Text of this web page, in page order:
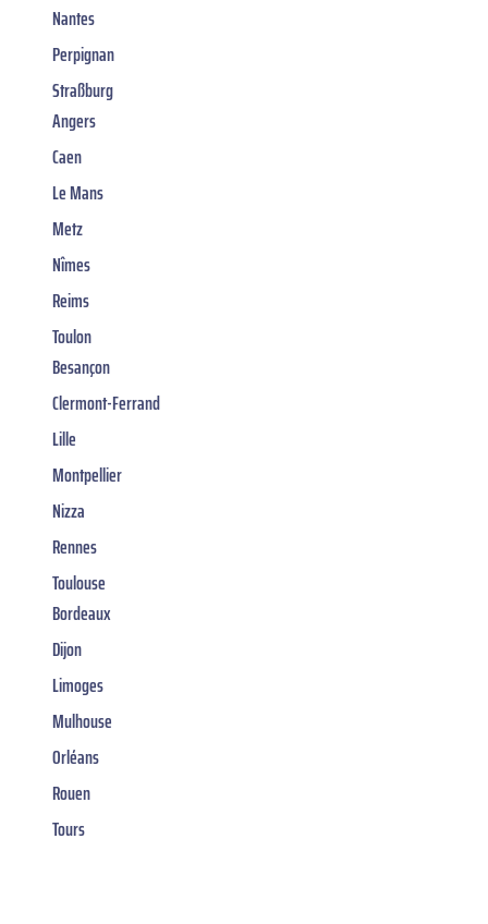
Nantes
Perpignan
Straßburg
Angers
Caen
Le Mans
Metz
Nîmes
Reims
Toulon
Besançon
Clermont-Ferrand
Lille
Montpellier
Nizza
Rennes
Toulouse
Bordeaux
Dijon
Limoges
Mulhouse
Orléans
Rouen
Tours